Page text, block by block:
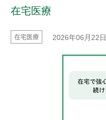
在宅医療
在宅医療 2026年06月22日